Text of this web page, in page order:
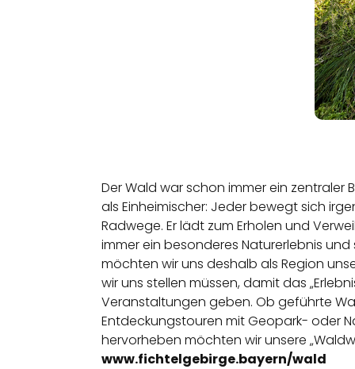
Der Wald war schon immer ein zentraler
als Einheimischer: Jeder bewegt sich
Radwege. Er lädt zum Erholen und
immer ein besonderes Naturerlebnis
möchten wir uns deshalb als Region
wir uns stellen müssen, damit das
Veranstaltungen geben. Ob geführte
Entdeckungstouren mit Geopark- oder
hervorheben möchten wir unsere
www.fichtelgebirge.bayern/wald